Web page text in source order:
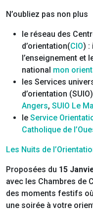
N’oubliez pas non plus
le réseau des
d’orientation(CIO) :
l’enseignement et
national mon
les Services
d’orientation
Angers, SUIO Le
le Service
Catholique de
Les Nuits de
Proposées du 15
avec les Chambres de
des moments festifs
une soirée à votre